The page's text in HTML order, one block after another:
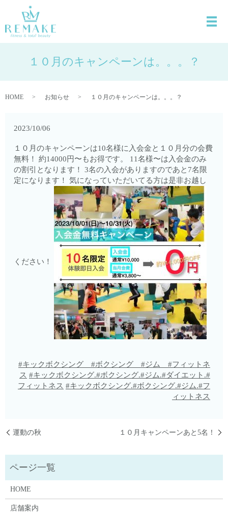
１０月のキャンペーンは。。。？
HOME お知らせ １０月のキャンペーンは。。。？
2023/10/06
１０月のキャンペーンは10名様に入会金と１０月分の会費
無料！ 約14000円〜もお得です。 11名様〜は入会金のみ
の割引となります！ 3名の入会がありますのであと7名限
定になります！ 気になっていただいてる方は是非お越し
ください！
#キックボクシング #ボクシング #ジム #フィットネ
ス #キックボクシング.#ボクシング.#ジム.#ダイエット.#
フィットネス #キックボクシング.#ボクシング.#ジム.#フ
ィットネス
運動の秋 １０月キャンペーンあと5名！
HOME
店舗案内